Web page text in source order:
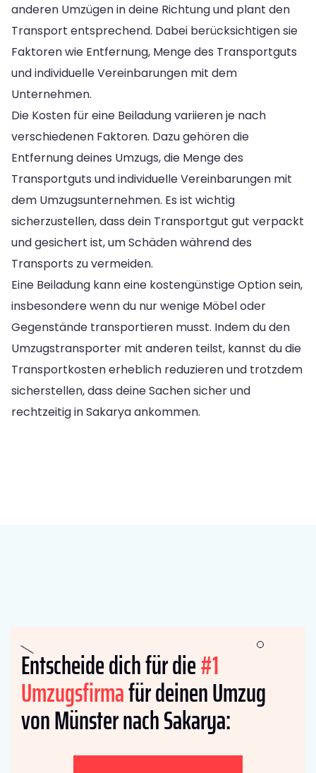
anderen Umzügen in deine Richtung und plant den
Transport entsprechend. Dabei berücksichtigen sie
Faktoren wie Entfernung, Menge des Transportguts
und individuelle Vereinbarungen mit dem
Unternehmen.
Die Kosten für eine Beiladung variieren je nach
verschiedenen Faktoren. Dazu gehören die
Entfernung deines Umzugs, die Menge des
Transportguts und individuelle Vereinbarungen mit
dem Umzugsunternehmen. Es ist wichtig
sicherzustellen, dass dein Transportgut gut verpackt
und gesichert ist, um Schäden während des
Transports zu vermeiden.
Eine Beiladung kann eine kostengünstige Option sein,
insbesondere wenn du nur wenige Möbel oder
Gegenstände transportieren musst. Indem du den
Umzugstransporter mit anderen teilst, kannst du die
Transportkosten erheblich reduzieren und trotzdem
sicherstellen, dass deine Sachen sicher und
rechtzeitig in Sakarya ankommen.
Entscheide dich für die#1
Umzugsfirmafür deinen Umzug
von Münster nach Sakarya: